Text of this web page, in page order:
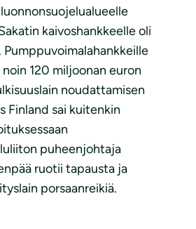
kaivoshankkeelle oli
Pumppuvoimalahankkeille
120 miljoonan euron
noudattamisen
Finland sai kuitenkin
puheenjohtaja
ruotii tapausta ja
porsaanreikiä.